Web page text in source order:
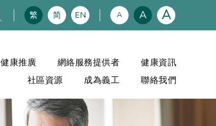
繁 简 EN A A A
健康推廣 網絡服務提供者
健康資訊
社區資源
成為義工 聯絡我們